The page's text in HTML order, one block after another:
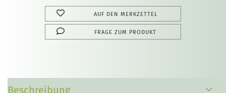
AUF DEN MERKZETTEL
FRAGE ZUM PRODUKT
Beschreibung